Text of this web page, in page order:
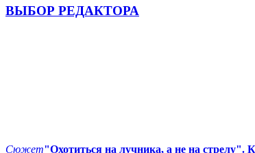
ВЫБОР РЕДАКТОРА
Сюжет"Охотиться на лучника, а не на стрелу".